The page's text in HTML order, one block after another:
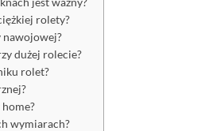
rolety?
nawojowej?
dużej rolecie?
rolet?
wymiarach?